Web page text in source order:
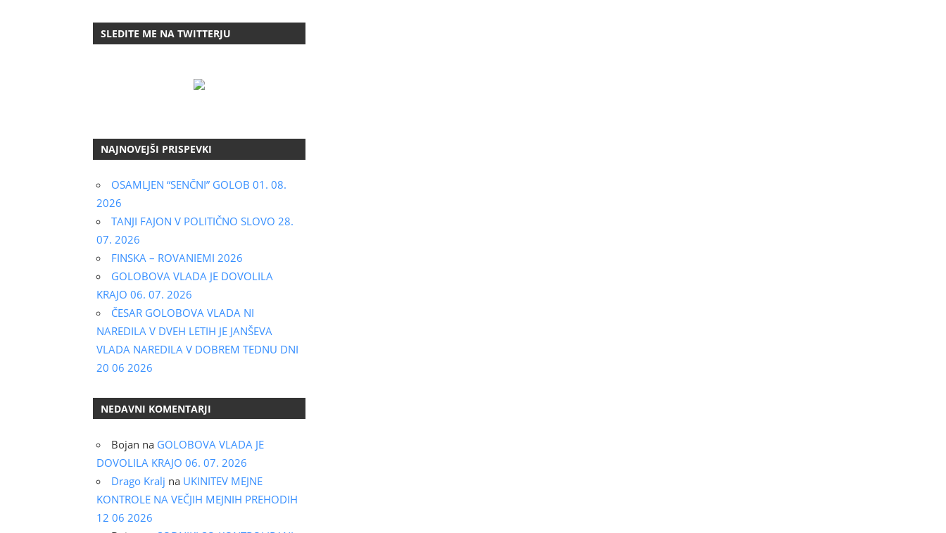
SLEDITE ME NA TWITTERJU
NAJNOVEJŠI PRISPEVKI
OSAMLJEN “SENČNI” GOLOB 01. 08.
2026
TANJI FAJON V POLITIČNO SLOVO 28.
07. 2026
FINSKA – ROVANIEMI 2026
GOLOBOVA VLADA JE DOVOLILA
KRAJO 06. 07. 2026
ČESAR GOLOBOVA VLADA NI
NAREDILA V DVEH LETIH JE JANŠEVA
VLADA NAREDILA V DOBREM TEDNU DNI
20 06 2026
NEDAVNI KOMENTARJI
Bojan na GOLOBOVA VLADA JE
DOVOLILA KRAJO 06. 07. 2026
Drago Kralj na UKINITEV MEJNE
KONTROLE NA VEČJIH MEJNIH PREHODIH
12 06 2026